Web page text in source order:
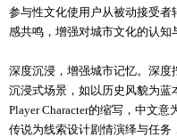
参与性文化使用户从被动接受
感共鸣，增强对城市文化的认知
深度沉浸，增强城市记忆。深
沉浸式场景，如以历史风貌为蓝
Player Character的缩写，中文意
传说为线索设计剧情演绎与任